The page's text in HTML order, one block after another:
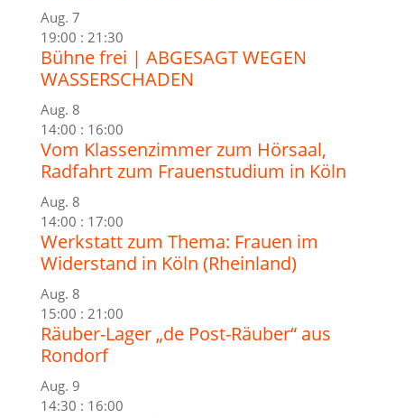
Aug. 7
19:00 : 21:30
Bühne frei | ABGESAGT WEGEN
WASSERSCHADEN
Aug. 8
14:00 : 16:00
Vom Klassenzimmer zum Hörsaal,
Radfahrt zum Frauenstudium in Köln
Aug. 8
14:00 : 17:00
Werkstatt zum Thema: Frauen im
Widerstand in Köln (Rheinland)
Aug. 8
15:00 : 21:00
Räuber-Lager „de Post-Räuber“ aus
Rondorf
Aug. 9
14:30 : 16:00